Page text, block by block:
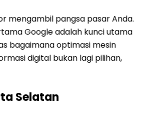
mengambil pangsa pasar Anda.
Google adalah kunci utama
bagaimana optimasi mesin
digital bukan lagi pilihan,
Selatan